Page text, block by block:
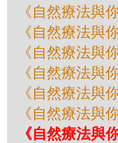
《自然療法與
《自然療法與
《自然療法與
《自然療法與
《自然療法與
《自然療法與
《自然療法與